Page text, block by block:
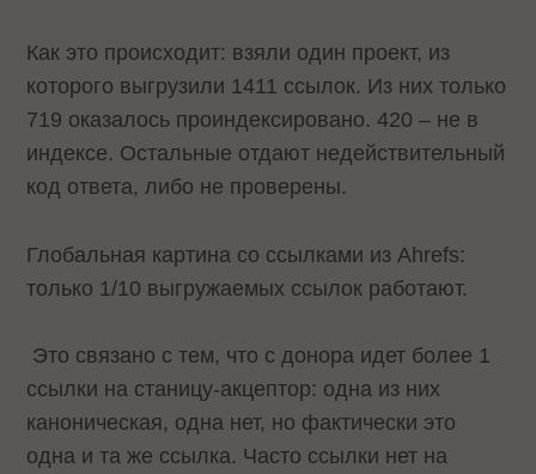
Как это происходит: взяли один проект, из
которого выгрузили 1411 ссылок. Из них только
719 оказалось проиндексировано. 420 – не в
индексе. Остальные отдают недействительный
код ответа, либо не проверены.
Глобальная картина со ссылками из Ahrefs:
только 1/10 выгружаемых ссылок работают.
Это связано с тем, что с донора идет более 1
ссылки на станицу-акцептор: одна из них
каноническая, одна нет, но фактически это
одна и та же ссылка. Часто ссылки нет на